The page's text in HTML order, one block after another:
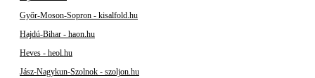
Győr-Moson-Sopron - kisalfold.hu
Hajdú-Bihar - haon.hu
Heves - heol.hu
Jász-Nagykun-Szolnok - szoljon.hu